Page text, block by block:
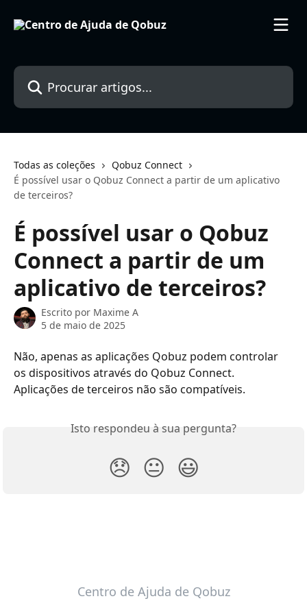
Procurar artigos...
Todas as coleções
Qobuz Connect
É possível usar o Qobuz Connect a partir de um aplicativo
de terceiros?
É possível usar o Qobuz
Connect a partir de um
aplicativo de terceiros?
Escrito por Maxime A
5 de maio de 2025
Não, apenas as aplicações Qobuz podem controlar
os dispositivos através do Qobuz Connect.
Aplicações de terceiros não são compatíveis.
Isto respondeu à sua pergunta?
😞 😐 😃
Centro de Ajuda de Qobuz